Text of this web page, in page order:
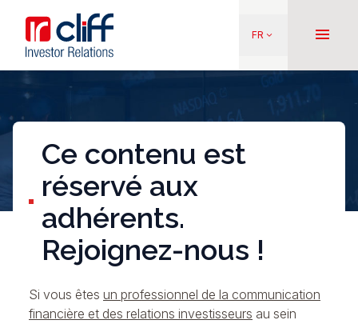
contenu
principal
Aller directement au contenu
FR keyboard_arrow_down menu
Ce contenu est
réservé aux
adhérents.
Rejoignez-nous !
Si vous êtes un professionnel de la communication
financière et des relations investisseurs au sein